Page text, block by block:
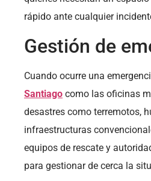
rápido ante cualquier
Gestión de
Cuando ocurre una
Santiago como las oficinas
desastres como terremotos,
infraestructuras
equipos de rescate y
para gestionar de cerca la